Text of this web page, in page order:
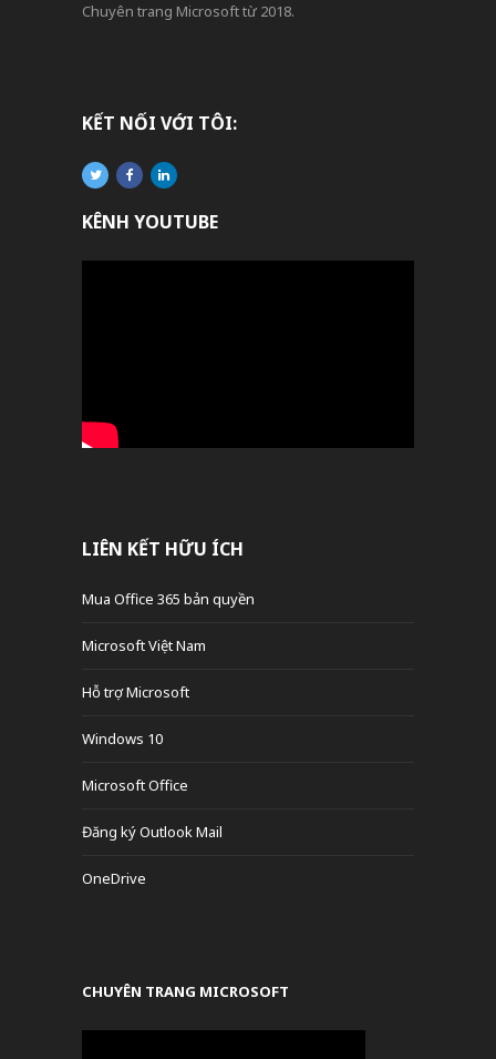
Chuyên trang Microsoft từ 2018.
KẾT NỐI VỚI TÔI:
KÊNH YOUTUBE
LIÊN KẾT HỮU ÍCH
Mua Office 365 bản quyền
Microsoft Việt Nam
Hỗ trợ Microsoft
Windows 10
Microsoft Office
Đăng ký Outlook Mail
OneDrive
CHUYÊN TRANG MICROSOFT